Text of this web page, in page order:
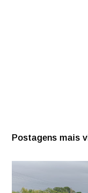
Postagens mais